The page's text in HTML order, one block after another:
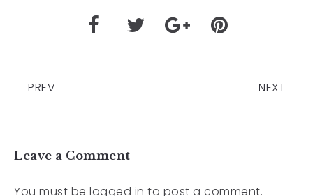
PREV NEXT
Leave a Comment
You must be logged in to post a comment.